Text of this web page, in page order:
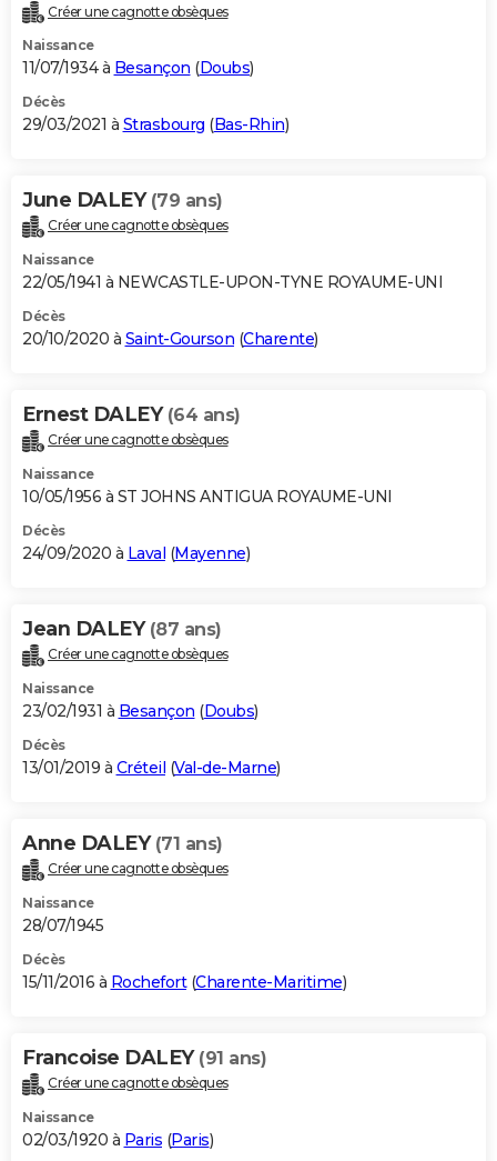
Créer une cagnotte obsèques
Naissance
11/07/1934 à Besançon (Doubs)
Décès
29/03/2021 à Strasbourg (Bas-Rhin)
June DALEY (79 ans)
Créer une cagnotte obsèques
Naissance
22/05/1941 à NEWCASTLE-UPON-TYNE ROYAUME-UNI
Décès
20/10/2020 à Saint-Gourson (Charente)
Ernest DALEY (64 ans)
Créer une cagnotte obsèques
Naissance
10/05/1956 à ST JOHNS ANTIGUA ROYAUME-UNI
Décès
24/09/2020 à Laval (Mayenne)
Jean DALEY (87 ans)
Créer une cagnotte obsèques
Naissance
23/02/1931 à Besançon (Doubs)
Décès
13/01/2019 à Créteil (Val-de-Marne)
Anne DALEY (71 ans)
Créer une cagnotte obsèques
Naissance
28/07/1945
Décès
15/11/2016 à Rochefort(Charente-Maritime)
Francoise DALEY (91 ans)
Créer une cagnotte obsèques
Naissance
02/03/1920 à Paris (Paris)